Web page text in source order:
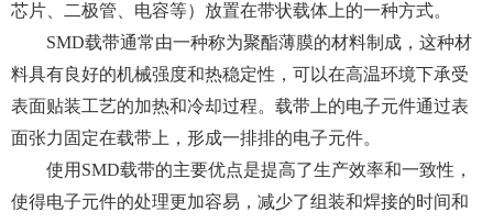
芯片、二极管、电容等）放置在带状载体上的一种方式。
SMD载带通常由一种称为聚酯薄膜的材料制成，这种材
料具有良好的机械强度和热稳定性，可以在高温环境下承受
表面贴装工艺的加热和冷却过程。载带上的电子元件通过表
面张力固定在载带上，形成一排排的电子元件。
使用SMD载带的主要优点是提高了生产效率和一致性，
使得电子元件的处理更加容易，减少了组装和焊接的时间和